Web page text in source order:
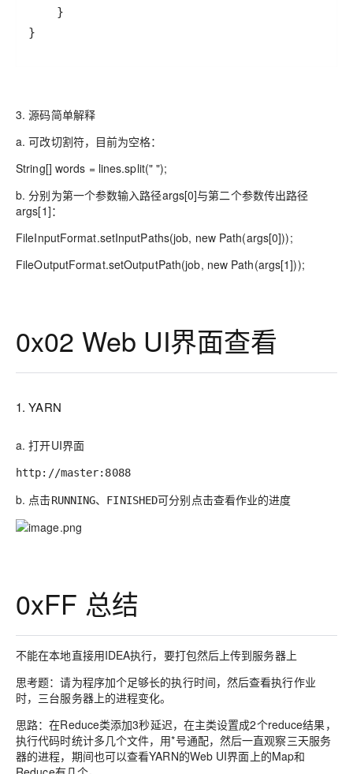
3. 源码简单解释
a. 可改切割符，目前为空格：
String[] words = lines.split(" ");
b. 分别为第一个参数输入路径args[0]与第二个参数传出路径
args[1]：
FileInputFormat.setInputPaths(job, new Path(args[0]));
FileOutputFormat.setOutputPath(job, new Path(args[1]));
0x02 Web UI界面查看
1. YARN
a. 打开UI界面
http://master:8088
b. 点击RUNNING、 FINISHED可分别点击查看作业的进度
0xFF 总结
不能在本地直接用IDEA执行，要打包然后上传到服务器上
思考题：请为程序加个足够长的执行时间，然后查看执行作业
时，三台服务器上的进程变化。
思路：在Reduce类添加3秒延迟，在主类设置成2个reduce结果，
执行代码时统计多几个文件，用*号通配，然后一直观察三天服务
器的进程，期间也可以查看YARN的Web UI界面上的Map和